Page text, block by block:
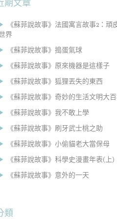
期文章
《蘇菲說故事》法國寓言故事2：頑
界
《蘇菲說故事》搗蛋氣球
《蘇菲說故事》原來機器是這樣子
《蘇菲說故事》狐狸丟失的東西
《蘇菲說故事》奇妙的生活文明大
《蘇菲說故事》我不敢上學
《蘇菲說故事》刷牙武士桃之助
《蘇菲說故事》小偷貓老大當保母
《蘇菲說故事》科學史漫畫年表(上)
《蘇菲說故事》意外的一天
類